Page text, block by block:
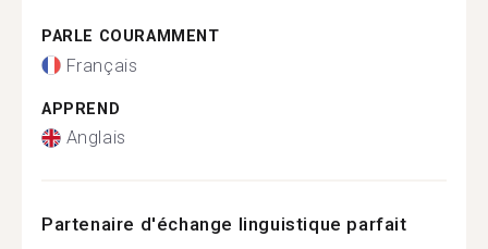
PARLE COURAMMENT
Français
APPREND
Anglais
Partenaire d'échange linguistique parfait